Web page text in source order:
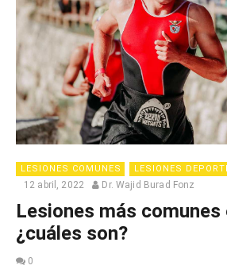
LESIONES COMUNES LESIONES
12 abril, 2022 Dr. Wajid Burad Fonz
Lesiones más
¿cuáles son?
0